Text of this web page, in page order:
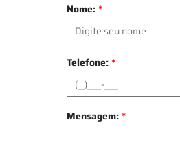
Nome:*
Telefone:*
Mensagem:*